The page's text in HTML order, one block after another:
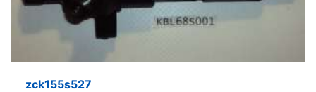
zck155s527